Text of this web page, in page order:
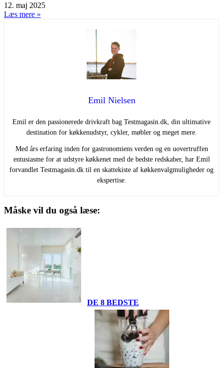
12. maj 2025
Læs mere »
Emil Nielsen
Emil er den passionerede drivkraft bag Testmagasin.dk, din ultimative
destination for køkkenudstyr, cykler, møbler og meget mere.
Med års erfaring inden for gastronomiens verden og en uovertruffen
entusiasme for at udstyre køkkenet med de bedste redskaber, har Emil
forvandlet Testmagasin.dk til en skattekiste af køkkenvalgmuligheder og
ekspertise.
Måske vil du også læse:
DE 8 BEDSTE